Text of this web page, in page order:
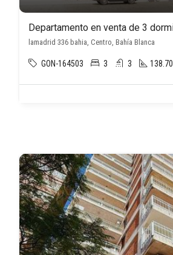
lamadrid 336 bahia, Centro, Bahía Blanca
GON-164503 3 3 138.70